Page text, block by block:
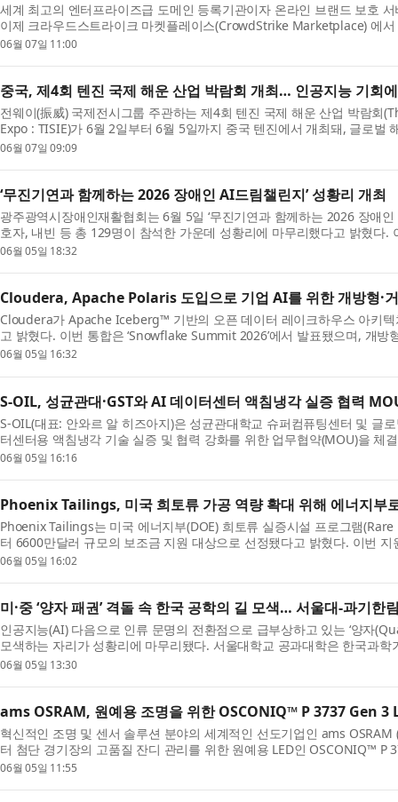
세계 최고의 엔터프라이즈급 도메인 등록기관이자 온라인 브랜드 보호
이제 크라우드스트라이크 마켓플레이스(CrowdStrike Marketplace) 에서
06월 07일 11:00
중국, 제4회 텐진 국제 해운 산업 박람회 개최… 인공지능 기회
전웨이(振威) 국제전시그룹 주관하는 제4회 텐진 국제 해운 산업 박람
Expo : TISIE)가 6월 2일부터 6월 5일까지 중국 텐진에서 개최돼, 글로벌
06월 07일 09:09
‘무진기연과 함께하는 2026 장애인 AI드림챌린지’ 성황리 개최
광주광역시장애인재활협회는 6월 5일 ‘무진기연과 함께하는 2026 장애
호자, 내빈 등 총 129명이 참석한 가운데 성황리에 마무리했다고 밝혔다.
06월 05일 18:32
Cloudera, Apache Polaris 도입으로 기업 AI를 위한 개방형·
Cloudera가 Apache Iceberg™ 기반의 오픈 데이터 레이크하우스 아키
고 밝혔다. 이번 통합은 ‘Snowflake Summit 2026’에서 발표됐으며, 개
06월 05일 16:32
S-OIL, 성균관대·GST와 AI 데이터센터 액침냉각 실증 협력
S-OIL(대표: 안와르 알 히즈아지)은 성균관대학교 슈퍼컴퓨팅센터 및 글
터센터용 액침냉각 기술 실증 및 협력 강화를 위한 업무협약(MOU)을 체
06월 05일 16:16
Phoenix Tailings, 미국 희토류 가공 역량 확대 위해 에너지부
Phoenix Tailings는 미국 에너지부(DOE) 희토류 실증시설 프로그램
터 6600만달러 규모의 보조금 지원 대상으로 선정됐다고 밝혔다. 이번
06월 05일 16:02
미·중 ‘양자 패권’ 격돌 속 한국 공학의 길 모색… 서울대-과기
인공지능(AI) 다음으로 인류 문명의 전환점으로 급부상하고 있는 ‘양자
모색하는 자리가 성황리에 마무리됐다. 서울대학교 공과대학은 한국과학
06월 05일 13:30
ams OSRAM, 원예용 조명을 위한 OSCONIQ™ P 3737 Gen 3
혁신적인 조명 및 센서 솔루션 분야의 세계적인 선도기업인 ams
터 첨단 경기장의 고품질 잔디 관리를 위한 원예용 LED인 OSCONIQ™ P
06월 05일 11:55